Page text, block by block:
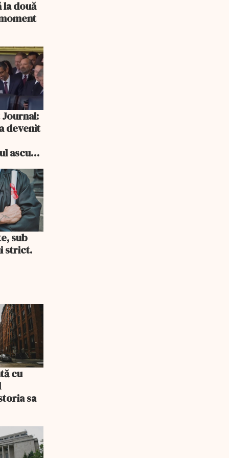
la două
devenit
ascuns
sub
strict.
cu
sa